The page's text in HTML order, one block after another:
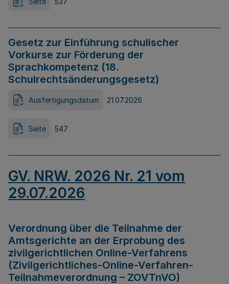
Gesetz zur Einführung schulischer
Vorkurse zur Förderung der
Sprachkompetenz (18.
Schulrechtsänderungsgesetz)
Ausfertigungsdatum 21.07.2026
Seite 547
GV. NRW. 2026 Nr. 21 vom
29.07.2026
Verordnung über die Teilnahme der
Amtsgerichte an der Erprobung des
zivilgerichtlichen Online-Verfahrens
(Zivilgerichtliches-Online-Verfahren-
Teilnahmeverordnung – ZOVTnVO)